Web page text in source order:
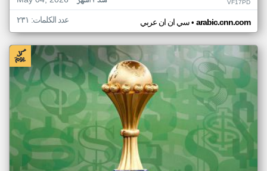
VF17PD
سي ان ان عربي• arabic.cnn.com عدد الكلمات: ٢٣١